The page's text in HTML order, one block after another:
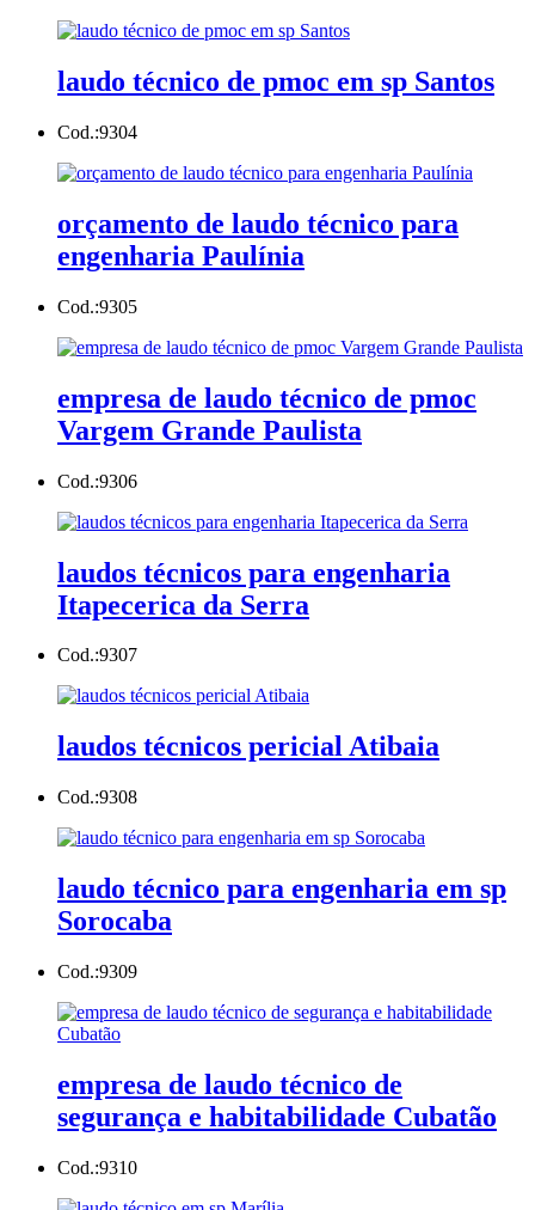
laudo técnico de pmoc em sp Santos
Cod.:9304
orçamento de laudo técnico para
engenharia Paulínia
Cod.:9305
empresa de laudo técnico de pmoc
Vargem Grande Paulista
Cod.:9306
laudos técnicos para engenharia
Itapecerica da Serra
Cod.:9307
laudos técnicos pericial Atibaia
Cod.:9308
laudo técnico para engenharia em sp
Sorocaba
Cod.:9309
empresa de laudo técnico de
segurança e habitabilidade Cubatão
Cod.:9310